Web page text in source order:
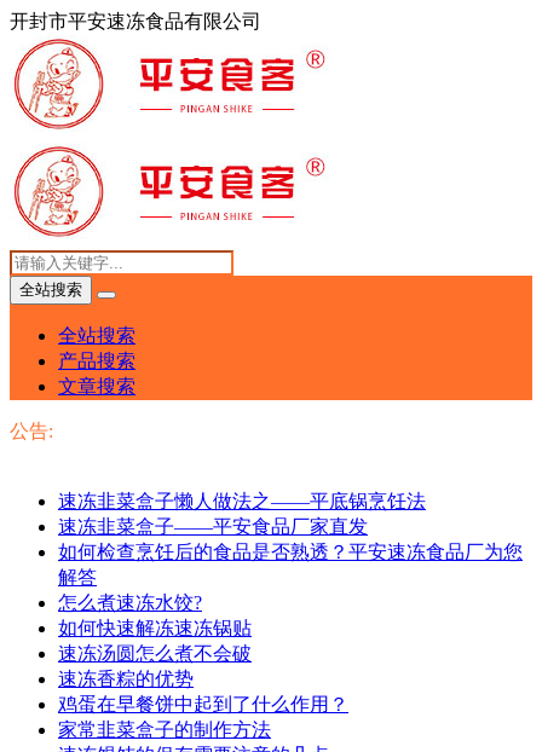
开封市平安速冻食品有限公司
全站搜索
全站搜索
产品搜索
文章搜索
公告:
速冻韭菜盒子——平安食品厂家直发
如何检查烹饪后的食品是否熟透？平安速冻食品厂为您
解答
怎么煮速冻水饺?
如何快速解冻速冻锅贴
速冻汤圆怎么煮不会破
速冻香粽的优势
鸡蛋在早餐饼中起到了什么作用？
家常韭菜盒子的制作方法
速冻馄饨的保存需要注意的几点